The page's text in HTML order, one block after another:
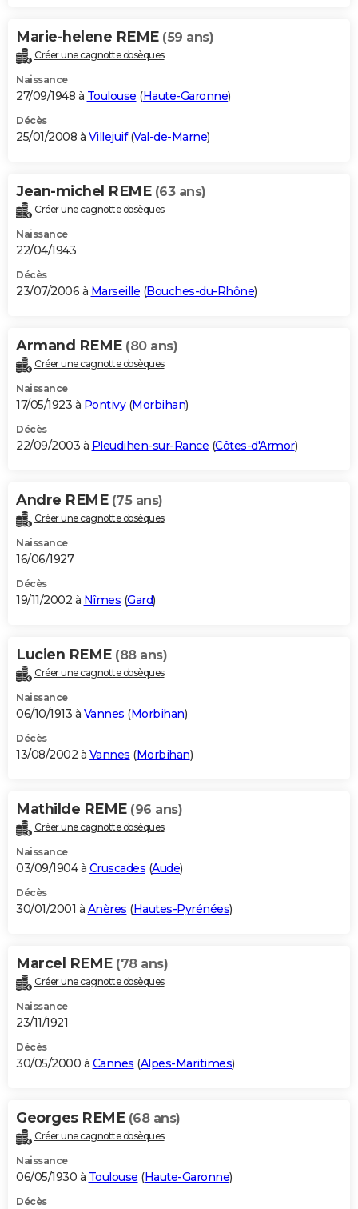
Marie-helene REME (59 ans)
Créer une cagnotte obsèques
Naissance
27/09/1948 à Toulouse (Haute-Garonne)
Décès
25/01/2008 à Villejuif(Val-de-Marne)
Jean-michel REME (63 ans)
Créer une cagnotte obsèques
Naissance
22/04/1943
Décès
23/07/2006 à Marseille (Bouches-du-Rhône)
Armand REME (80 ans)
Créer une cagnotte obsèques
Naissance
17/05/1923 à Pontivy(Morbihan)
Décès
22/09/2003 à Pleudihen-sur-Rance (Côtes-d'Armor)
Andre REME (75 ans)
Créer une cagnotte obsèques
Naissance
16/06/1927
Décès
19/11/2002 à Nîmes (Gard)
Lucien REME (88 ans)
Créer une cagnotte obsèques
Naissance
06/10/1913 à Vannes (Morbihan)
Décès
13/08/2002 à Vannes (Morbihan)
Mathilde REME (96 ans)
Créer une cagnotte obsèques
Naissance
03/09/1904 à Cruscades (Aude)
Décès
30/01/2001 à Anères (Hautes-Pyrénées)
Marcel REME (78 ans)
Créer une cagnotte obsèques
Naissance
23/11/1921
Décès
30/05/2000 à Cannes (Alpes-Maritimes)
Georges REME (68 ans)
Créer une cagnotte obsèques
Naissance
06/05/1930 à Toulouse (Haute-Garonne)
Décès